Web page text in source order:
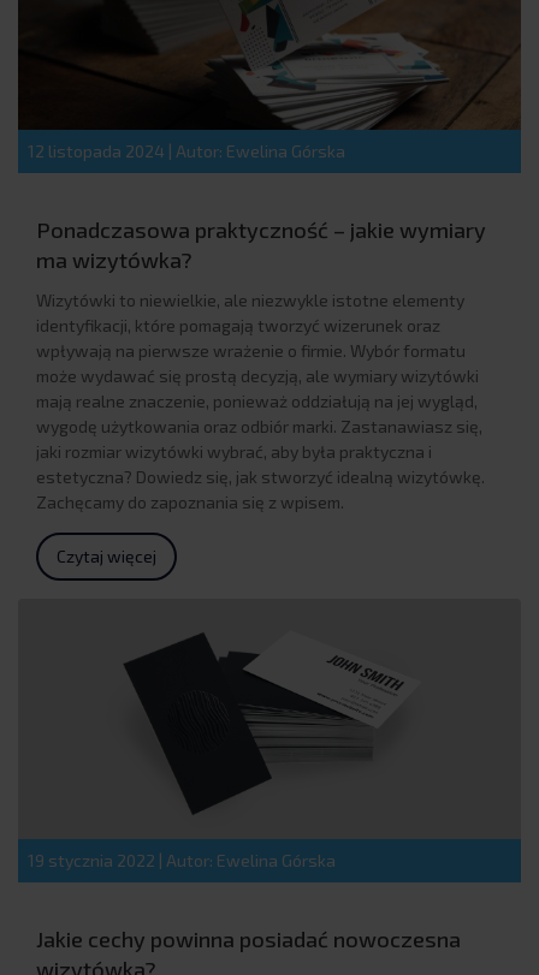
12 listopada 2024 Autor: Ewelina Górska
Ponadczasowa praktyczność – jakie wymiary
ma wizytówka?
Wizytówki to niewielkie, ale niezwykle istotne elementy
identyfikacji, które pomagają tworzyć wizerunek oraz
wpływają na pierwsze wrażenie o firmie. Wybór formatu
może wydawać się prostą decyzją, ale wymiary wizytówki
mają realne znaczenie, ponieważ oddziałują na jej wygląd,
wygodę użytkowania oraz odbiór marki. Zastanawiasz się,
jaki rozmiar wizytówki wybrać, aby była praktyczna i
estetyczna? Dowiedz się, jak stworzyć idealną wizytówkę.
Zachęcamy do zapoznania się z wpisem.
Czytaj więcej
19 stycznia 2022 Autor: Ewelina Górska
Jakie cechy powinna posiadać nowoczesna
wizytówka?